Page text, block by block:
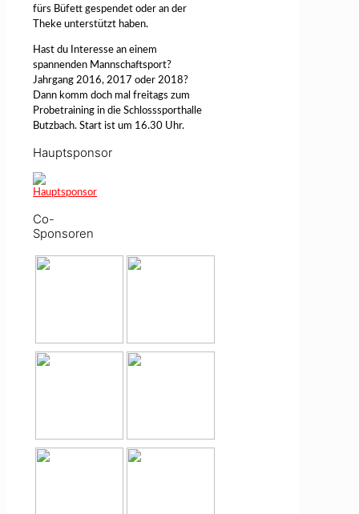
fürs Büfett gespendet oder an der
Theke unterstützt haben.
Hast du Interesse an einem
spannenden Mannschaftsport?
Jahrgang 2016, 2017 oder 2018?
Dann komm doch mal freitags zum
Probetraining in die Schlosssporthalle
Butzbach. Start ist um 16.30 Uhr.
Hauptsponsor
Co-
Sponsoren